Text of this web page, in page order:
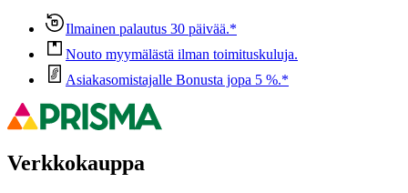
Ilmainen palautus 30 päivää.*
Nouto myymälästä ilman toimituskuluja.
Asiakasomistajalle Bonusta jopa 5 %.*
Verkkokauppa